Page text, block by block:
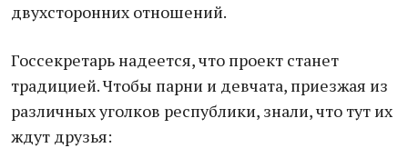
двухсторонних отношений.
Госсекретарь надеется, что проект станет
традицией. Чтобы парни и девчата, приезжая из
различных уголков республики, знали, что тут их
ждут друзья: